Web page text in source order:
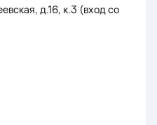
д.16, к.3 (вход со